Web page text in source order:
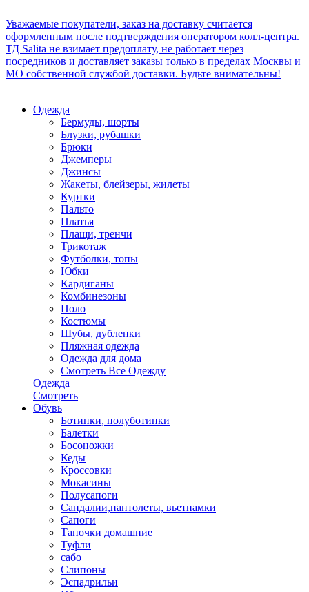
Уважаемые покупатели, заказ на доставку считается
оформленным после подтверждения оператором колл-центра.
ТД Salita не взимает предоплату, не работает через
посредников и доставляет заказы только в пределах Москвы и
МО собственной службой доставки. Будьте внимательны!
Одежда
Бермуды, шорты
Блузки, рубашки
Брюки
Джемперы
Джинсы
Жакеты, блейзеры, жилеты
Куртки
Пальто
Платья
Плащи, тренчи
Трикотаж
Футболки, топы
Юбки
Кардиганы
Комбинезоны
Поло
Костюмы
Шубы, дубленки
Пляжная одежда
Одежда для дома
Смотреть Все Одежду
Одежда
Смотреть
Обувь
Ботинки, полуботинки
Балетки
Босоножки
Кеды
Кроссовки
Мокасины
Полусапоги
Сандалии,пантолеты, вьетнамки
Сапоги
Тапочки домашние
Туфли
сабо
Слипоны
Эспадрильи